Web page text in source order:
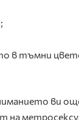
в тъмни
ви
на